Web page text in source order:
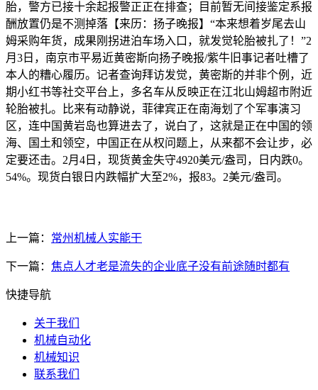
胎，警方已接十余起报警正正在排查；目前暂无间接鉴定系报
酬放置仍是不测掉落【来历：扬子晚报】“本来想着岁尾去山
姆采购年货，成果刚拐进泊车场入口，就发觉轮胎被扎了！”2
月3日，南京市平易近黄密斯向扬子晚报/紫牛旧事记者吐槽了
本人的糟心履历。记者查询拜访发觉，黄密斯的并非个例，近
期小红书等社交平台上，多名车从反映正在江北山姆超市附近
轮胎被扎。比来有动静说，菲律宾正在南海划了个军事演习
区，连中国黄岩岛也算进去了，说白了，这就是正在中国的领
海、国土和领空，中国正在从权问题上，从来都不会让步，必
定要还击。2月4日，现货黄金失守4920美元/盎司，日内跌0。
54%。现货白银日内跌幅扩大至2%，报83。2美元/盎司。
上一篇： 常州机械人实能干
下一篇： 焦点人才老是流失的企业底子没有前途随时都有
快捷导航
关于我们
机械自动化
机械知识
联系我们